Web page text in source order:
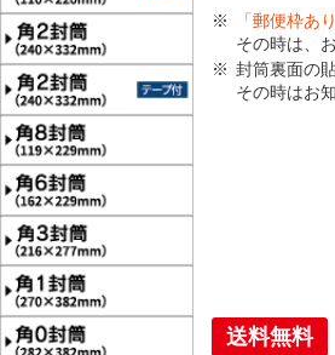
「郵便枠あり
その時は、
封筒裏面の
その時はお
送料無料